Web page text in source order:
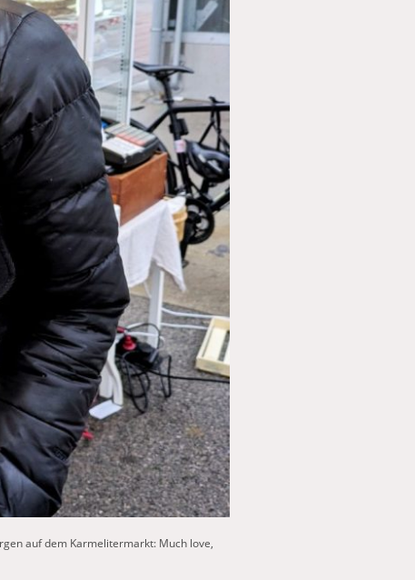
auf dem Karmelitermarkt: Much love,